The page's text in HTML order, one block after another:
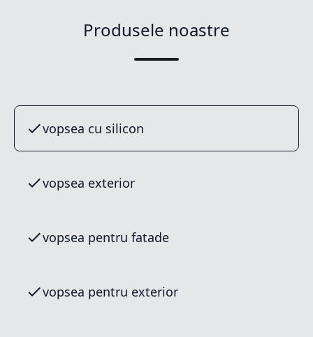
Produsele noastre
vopsea cu silicon
vopsea exterior
vopsea pentru fatade
vopsea pentru exterior